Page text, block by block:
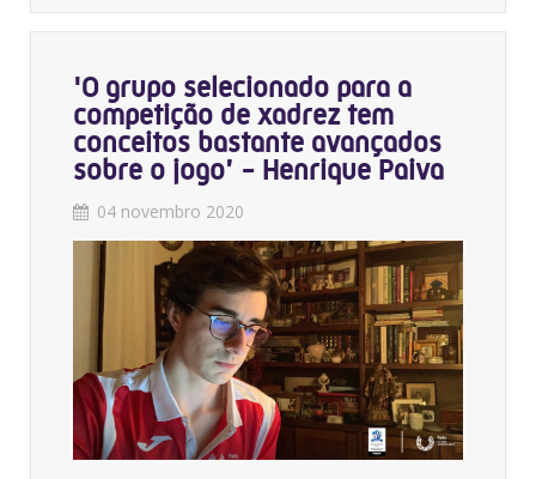
'O grupo selecionado para a
competição de xadrez tem
conceitos bastante avançados
sobre o jogo’ - Henrique Paiva
04 novembro 2020